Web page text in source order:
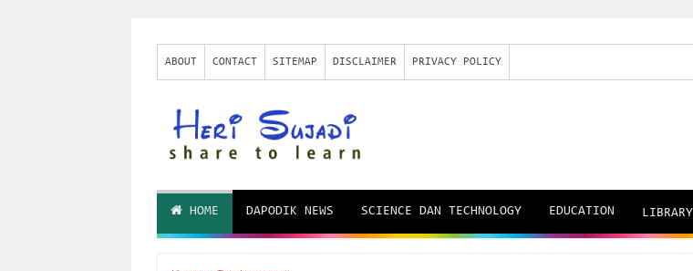
ABOUT CONTACT SITEMAP DISCLAIMER PRIVACY POLICY
HOME DAPODIK NEWS SCIENCE DAN TECHNOLOGY EDUCATION LIBRARY